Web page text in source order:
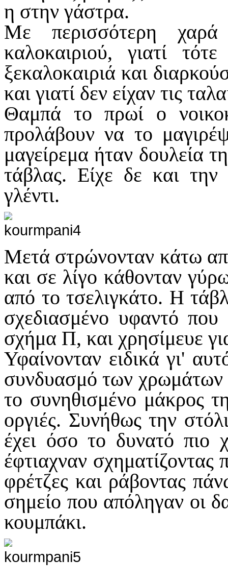
η στην γάστρα.
Με περισσότερη χαρά
καλοκαιριού, γιατί
ξεκαλοκαιριά και
και γιατί δεν είχαν τις
Θαμπά το πρωί ο
προλάβουν να το
μαγείρεμα ήταν δουλεία
τάβλας. Είχε δε και την
γλέντι.
Μετά στρώνονταν κάτω
και σε λίγο κάθονταν
από το τσελιγκάτο. Η
σχεδιασμένο υφαντό
σχήμα Π, και χρησίμευε
Υφαίνονταν ειδικά γι'
συνδυασμό των χρωμάτων
το συνηθισμένο μάκρος
οργιές. Συνήθως την
έχει όσο το δυνατό πιο
έφτιαχναν
φρέτζες και ράβοντας
σημείο που απόληγαν οι
κουμπάκι.